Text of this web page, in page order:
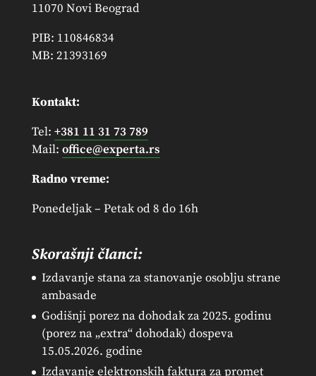
11070 Novi Beograd
PIB: 110846834
MB: 21393169
Kontakt:
Tel: +381 11 31 73 789
Mail: office@experta.rs
Radno vreme:
Ponedeljak – Petak od 8 do 16h
Skorašnji članci:
Izdavanje stana za stanovanje osoblju strane
ambasade
Godišnji porez na dohodak za 2025. godinu
(porez na „extra“ dohodak) dospeva
15.05.2026. godine
Izdavanje elektronskih faktura za promet